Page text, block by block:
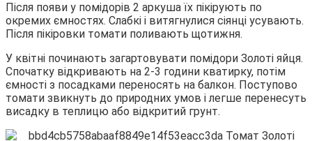
Після появи у помідорів 2 аркуша їх пікірують по
окремих ємностях. Слабкі і витягнулися сіянці усувають.
Після пікіровки томати поливають щотижня.
У квітні починають загартовувати помідори Золоті яйця.
Спочатку відкривають на 2-3 години кватирку, потім
ємності з посадками переносять на балкон. Поступово
томати звикнуть до природних умов і легше перенесуть
висадку в теплицю або відкритий грунт.